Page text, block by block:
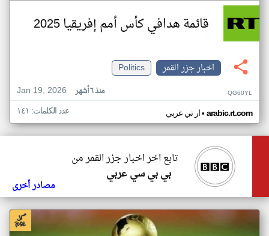
قائمة هدافي كأس أمم إفريقيا 2025
اخبار جزر القمر
Politics
Jan 19, 2026
منذ ٦ أشهر QG60YL
ار تي عربي• arabic.rt.com عدد الكلمات: ١٤١
تابع اخر اخبار جزر القمر من
بي بي سي عربي
مصادر أخرى